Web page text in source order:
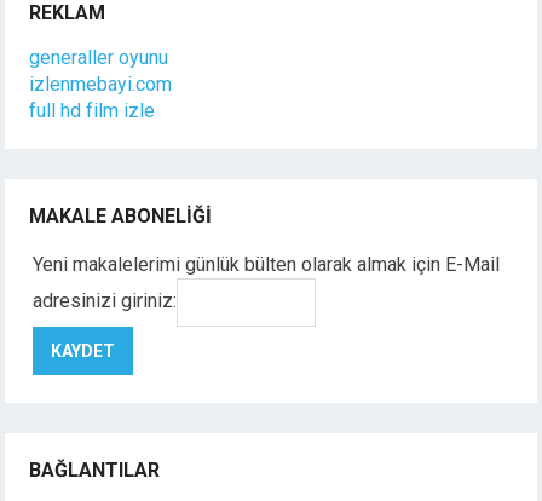
REKLAM
generaller oyunu
izlenmebayi.com
full hd film izle
MAKALE ABONELIĞI
Yeni makalelerimi günlük bülten olarak almak için E-Mail
adresinizi giriniz:
BAĞLANTILAR